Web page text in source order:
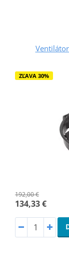
ZĽAVA 30%
192,00 €
134,33 €